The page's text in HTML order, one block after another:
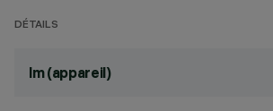
DÉTAILS
lm (appareil)